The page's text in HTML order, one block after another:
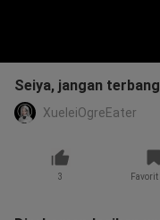
Seiya, jangan
XueleiOgreEater
3 Favorit